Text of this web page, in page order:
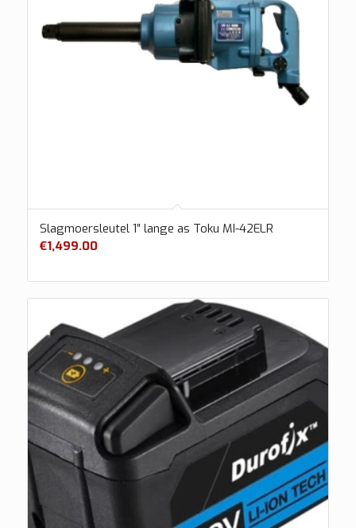
Slagmoersleutel 1″ lange as Toku MI-42ELR
€1,499.00